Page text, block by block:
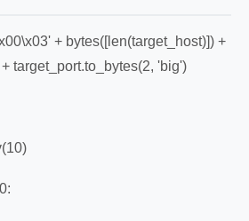
+ bytes([len(target_host)]) +
target_port.to_bytes(2, 'big')